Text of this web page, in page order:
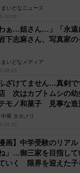
まいどなニュース
わぁ…姐さん…」「永
下志麻さん、写真家
まいどなメディア
ふざけてません…真剣
次はカブトムシの
モノ和菓子 見事な造
リアル」
中将 タカノリ
漫画】中学受験のリア
」…御三家を目指して
いく 限界を迎えた子